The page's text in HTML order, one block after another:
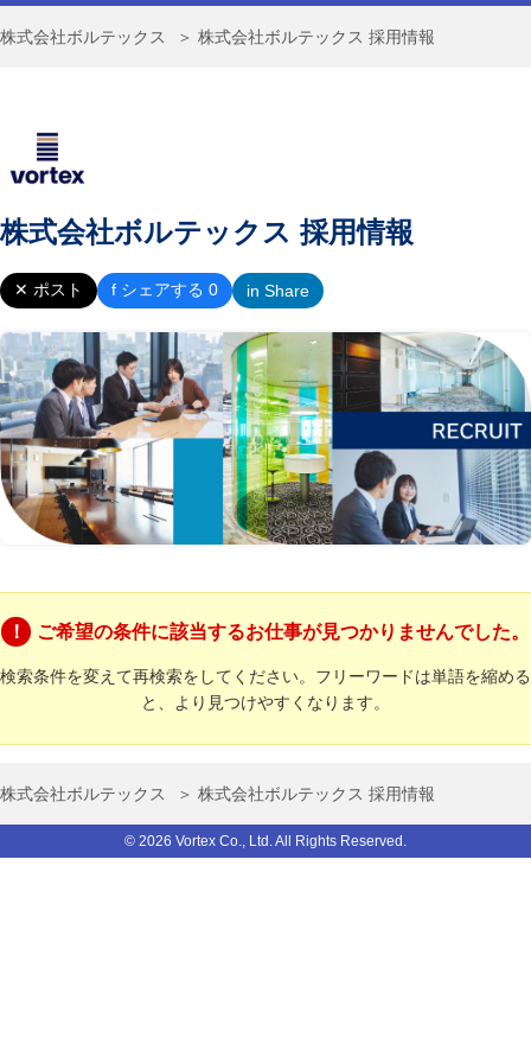
株式会社ボルテックス ＞ 株式会社ボルテックス 採用情報
株式会社ボルテックス 採用情報
✕ ポスト f シェアする 0 in Share
ご希望の条件に該当するお仕事が見つかりませんでした。
検索条件を変えて再検索をしてください。フリーワードは単語を縮める
と、より見つけやすくなります。
株式会社ボルテックス ＞ 株式会社ボルテックス 採用情報
© 2026 Vortex Co., Ltd. All Rights Reserved.